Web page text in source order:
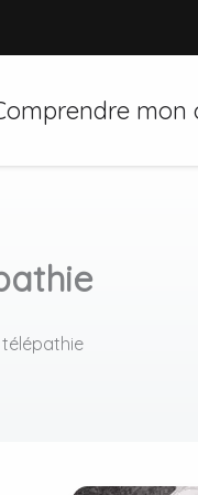
mon
télépathie